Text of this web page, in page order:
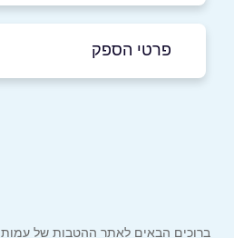
פרטי הספק
ברוכים הבאים לאתר ההטבות של